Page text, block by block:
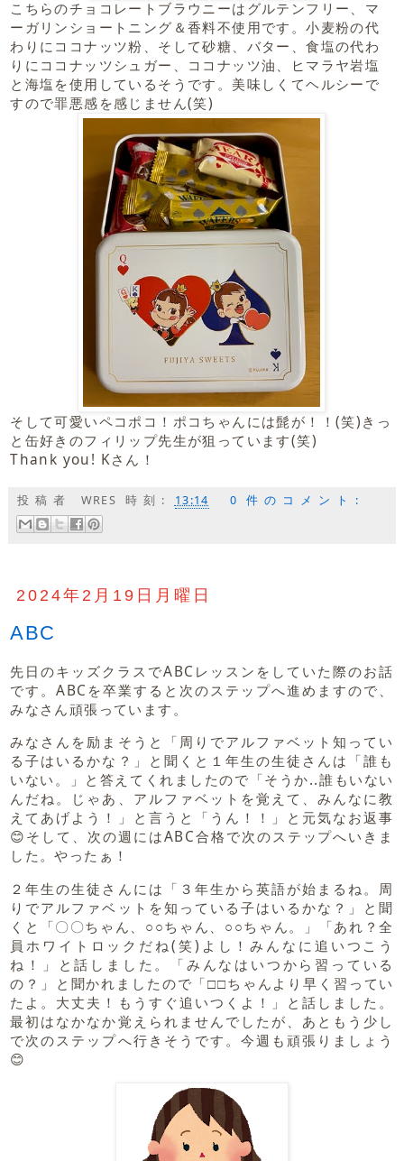
こちらのチョコレートブラウニーはグルテンフリー、マ
ーガリンショートニング＆香料不使用です。小麦粉の代
わりにココナッツ粉、そして砂糖、バター、食塩の代わ
りにココナッツシュガー、ココナッツ油、ヒマラヤ岩塩
と海塩を使用しているそうです。美味しくてヘルシーで
すので罪悪感を感じません(笑)
そして可愛いペコポコ！ポコちゃんには髭が！！(笑)きっ
と缶好きのフィリップ先生が狙っています(笑)
Thank you! Kさん！
投稿者 WRES 時刻: 13:14 0 件のコメント:
2024年2月19日月曜日
ABC
先日のキッズクラスでABCレッスンをしていた際のお話
です。ABCを卒業すると次のステップへ進めますので、
みなさん頑張っています。
みなさんを励まそうと「周りでアルファベット知ってい
る子はいるかな？」と聞くと１年生の生徒さんは「誰も
いない。」と答えてくれましたので「そうか..誰もいない
んだね。じゃあ、アルファベットを覚えて、みんなに教
えてあげよう！」と言うと「うん！！」と元気なお返事
😊そして、次の週にはABC合格で次のステップへいきま
した。やったぁ！
２年生の生徒さんには「３年生から英語が始まるね。周
りでアルファベットを知っている子はいるかな？」と聞
くと「〇〇ちゃん、○○ちゃん、○○ちゃん。」「あれ？全
員ホワイトロックだね(笑)よし！みんなに追いつこう
ね！」と話しました。「みんなはいつから習っている
の？」と聞かれましたので「□□ちゃんより早く習ってい
たよ。大丈夫！もうすぐ追いつくよ！」と話しました。
最初はなかなか覚えられませんでしたが、あともう少し
で次のステップへ行きそうです。今週も頑張りましょう
😊